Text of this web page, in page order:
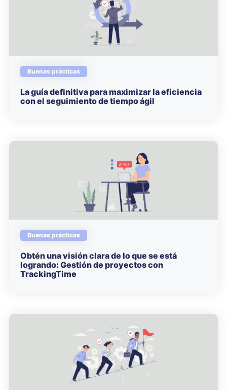
Buenas prácticas
La guía definitiva para maximizar la eficiencia
con el seguimiento de tiempo ágil
Buenas prácticas
Obtén una visión clara de lo que se está
logrando: Gestión de proyectos con
TrackingTime